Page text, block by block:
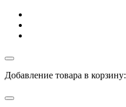
Добавление товара в корзину: